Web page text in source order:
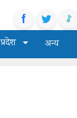
प्रदेश अन्य